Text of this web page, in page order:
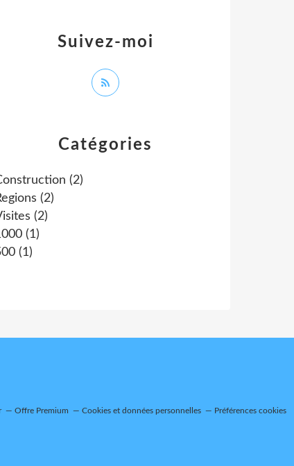
Catégories
(2)
(2)
(2)
(1)
(1)
Suivez-moi
Offre Premium Cookies et données personnelles Préférences cookies